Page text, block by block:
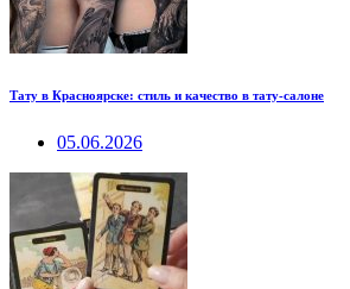
Тату в Красноярске: стиль и качество в тату-салоне
05.06.2026